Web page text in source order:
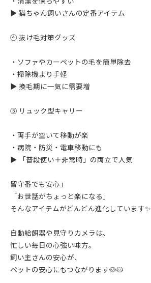
▶ 猫ちゃん飼いさんの定番アイテム
④ 抜け毛対策グッズ
・ソファやカーペットの毛を簡単除去
・掃除機より手軽
▶ 換毛期に一気に需要増
⑤ リュック型キャリー
・両手が空いて移動が楽
・病院・防災・電車移動にも
▶ 「普段使い＋非常時」の両立で人気
留守番でも安心」
「お世話がちょっと楽になる」
そんなアイテムがどんどん進化しています✨
自動給餌器や見守りカメラは、
忙しい毎日の心強い味方。
飼い主さんの安心が、
ペットの安心にもつながります🐶🐱